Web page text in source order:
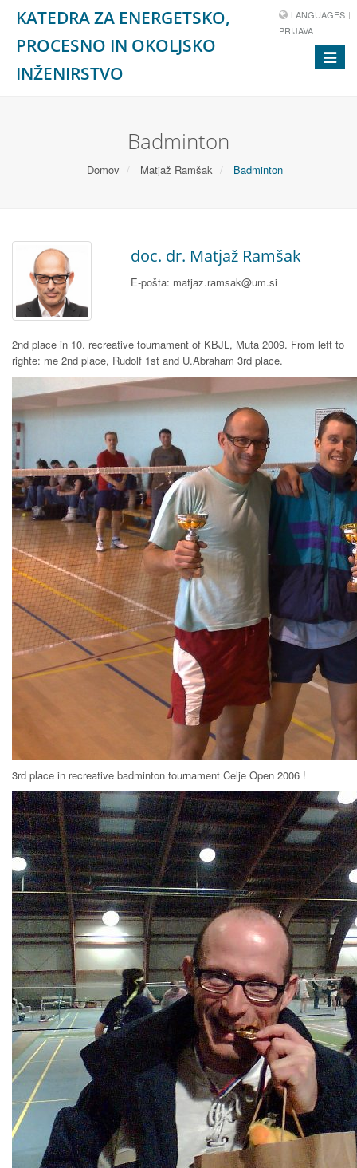
KATEDRA ZA ENERGETSKO,
PROCESNO IN OKOLJSKO
INŽENIRSTVO
LANGUAGES
PRIJAVA
Toggle
Badminton
Domov Matjaž Ramšak Badminton
doc. dr. Matjaž Ramšak
E-pošta: matjaz.ramsak@um.si
2nd place in 10. recreative tournament of KBJL, Muta 2009. From left to
righte: me 2nd place, Rudolf 1st and U.Abraham 3rd place.
3rd place in recreative badminton tournament Celje Open 2006 !